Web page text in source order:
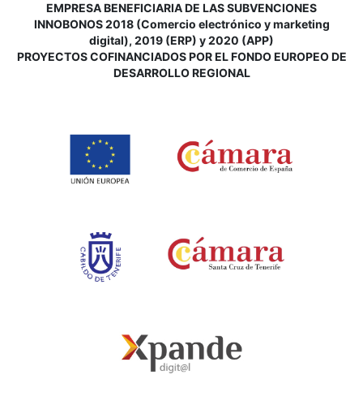
EMPRESA BENEFICIARIA DE LAS SUBVENCIONES
INNOBONOS 2018 (Comercio electrónico y marketing
digital), 2019 (ERP) y 2020 (APP)
PROYECTOS COFINANCIADOS POR EL FONDO EUROPEO DE
DESARROLLO REGIONAL